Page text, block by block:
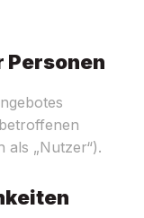
als „Nutzer“).